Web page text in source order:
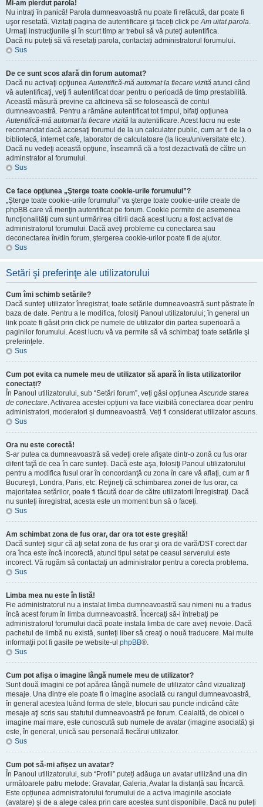
Mi-am pierdut parola!
Nu intraţi în panică! Parola dumneavoastră nu poate fi refăcută, dar poate fi
uşor resetată. Vizitați pagina de autentificare şi faceți click peAm uitat parola.
Urmaţi instrucţiunile şi în scurt timp ar trebui să vă puteţi autentifica.
Dacă nu puteți să vă resetați parola, contactați administratorul forumului.
Sus
De ce sunt scos afară din forum automat?
Dacă nu activaţi opţiuneaAutentifică-mă automat la fiecare vizită atunci când
vă autentificaţi, veţi fi autentificat doar pentru o perioadă de timp prestabilită.
Această măsură previne ca altcineva să se folosească de contul
dumneavoastră. Pentru a rămâne autentificat tot timpul, bifaţi opţiunea
Autentifică-mă automat la fiecare vizită la autentificare. Acest lucru nu este
recomandat dacă accesaţi forumul de la un calculator public, cum ar fi de la o
bibliotecă, internet cafe, laborator de calculatoare (la liceu/universitate etc.).
Dacă nu vedeţi această opţiune, înseamnă că a fost dezactivată de către un
adminstrator al forumului.
Sus
Ce face opţiunea „Şterge toate cookie-urile forumului”?
„Şterge toate cookie-urile forumului” va şterge toate cookie-urile create de
phpBB care vă menţin autentificat pe forum. Cookie permite de asemenea
funcţionalităţi cum sunt urmărirea citirii dacă acest lucru a fost activat de
administratorul forumului. Dacă aveţi probleme cu conectarea sau
deconectarea în/din forum, ştergerea cookie-urilor poate fi de ajutor.
Sus
Setări şi preferinţe ale utilizatorului
Cum îmi schimb setările?
Dacă sunteţi utilizator înregistrat, toate setările dumneavoastră sunt păstrate în
baza de date. Pentru a le modifica, folosiţi Panoul utilizatorului; în general un
link poate fi găsit prin click pe numele de utilizator din partea superioară a
paginilor forumului. Acest lucru vă va permite să vă schimbaţi toate setările şi
preferinţele.
Sus
Cum pot evita ca numele meu de utilizator să apară în lista utilizatorilor
conectați?
În Panoul utilizatorului, sub “Setări forum”, veți găsi opțiuneaAscunde starea
de conectare. Activarea acestei opțiuni va face vizibilă conectarea doar pentru
administratori, moderatori și dumneavoastră. Veți fi considerat utilizator ascuns.
Sus
Ora nu este corectă!
S-ar putea ca dumneavoastră să vedeţi orele afişate dintr-o zonă cu fus orar
diferit faţă de cea în care sunteţi. Dacă este aşa, folosiţi Panoul utilizatorului
pentru a modifica fusul orar în concordanţă cu zona în care vă aflaţi, cum ar fi
Bucureşti, Londra, Paris, etc. Reţineţi că schimbarea zonei de fus orar, ca
majoritatea setărilor, poate fi făcută doar de către utilizatorii înregistraţi. Dacă
nu sunteţi înregistrat, acesta este un moment bun să o faceţi.
Sus
Am schimbat zona de fus orar, dar ora tot este greşită!
Dacă sunteţi sigur că aţi setat zona de fus orar şi ora de vară/DST corect dar
ora înca este încă incorectă, atunci tipul setat pe ceasul serverului este
incorect. Vă rugăm să contactaţi un administrator pentru a corecta problema.
Sus
Limba mea nu este în listă!
Fie administratorul nu a instalat limba dumneavoastră sau nimeni nu a tradus
încă acest forum în limba dumneavoastră. Încercaţi să-l întrebaţi pe
administratorul forumului dacă poate instala limba de care aveţi nevoie. Dacă
pachetul de limbă nu există, sunteţi liber să creaţi o nouă traducere. Mai multe
informaţii pot fi gasite pe website-ul phpBB®.
Sus
Cum pot afişa o imagine lângă numele meu de utilizator?
Sunt două imagini ce pot apărea lângă numele de utilizator când vizualizaţi
mesaje. Una dintre ele poate fi o imagine asociată cu rangul dumneavoastră,
în general acestea luând forma de stele, blocuri sau puncte indicând câte
mesaje aţi scris sau statutul dumneavoastră pe forum. Cealaltă, de obicei o
imagine mai mare, este cunoscută sub numele de avatar (imagine asociată) şi
este, în general, unică sau personală fiecărui utilizator.
Sus
Cum pot să-mi afișez un avatar?
În Panoul utilizatorului, sub “Profil” puteți adăuga un avatar utilizând una din
următoarele patru metode: Gravatar, Galeria, Avatar la distanță sau Încarcă.
Este opțiunea admnistratorului forumului de a activa imaginile asociate
(avatare) și de a alege calea prin care acestea sunt disponibile. Dacă nu puteți